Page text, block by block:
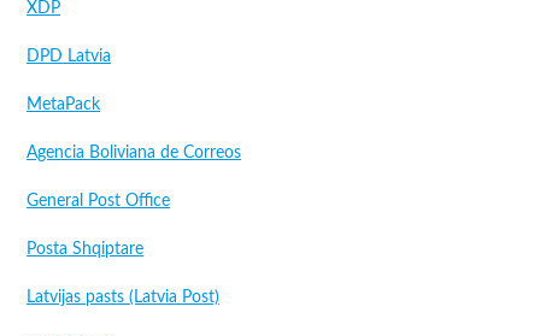
XDP
DPD Latvia
MetaPack
Agencia Boliviana de Correos
General Post Office
Posta Shqiptare
Latvijas pasts (Latvia Post)